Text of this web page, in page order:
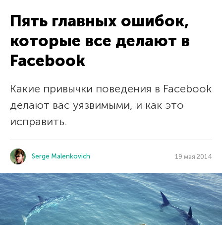
Пять главных ошибок,
которые все делают в
Facebook
Какие привычки поведения в Facebook
делают вас уязвимыми, и как это
исправить.
Serge Malenkovich 19 мая 2014